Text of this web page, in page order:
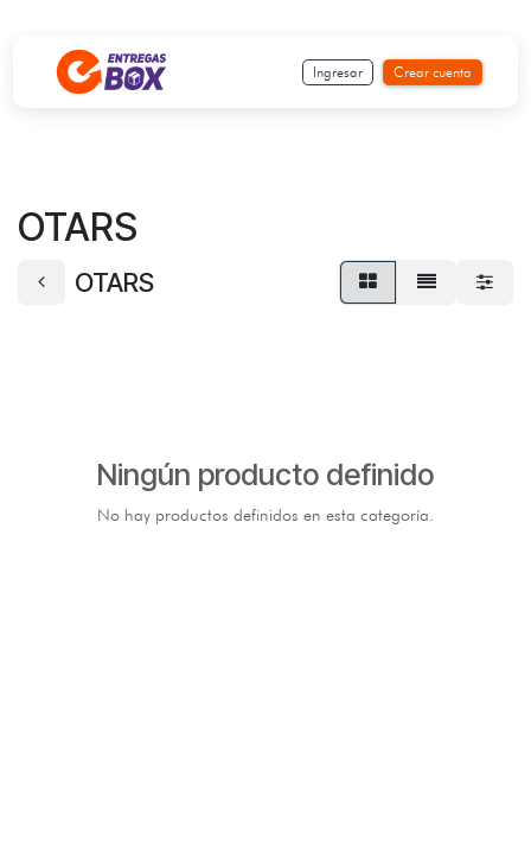
Ingresar Crear cuenta
OTARS
OTARS
Ningún producto definido
No hay productos definidos en esta categoría.